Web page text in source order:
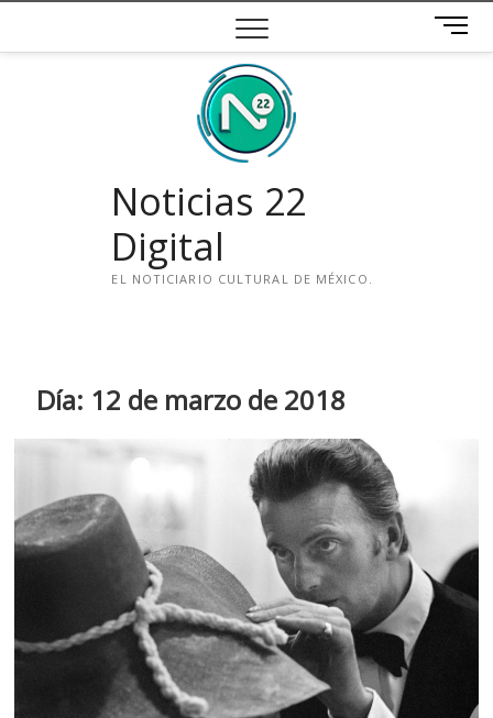
contenido
B
o
Noticias 22
Digital
EL NOTICIARIO CULTURAL DE MÉXICO.
g
k
Día: 12 de marzo de 2018